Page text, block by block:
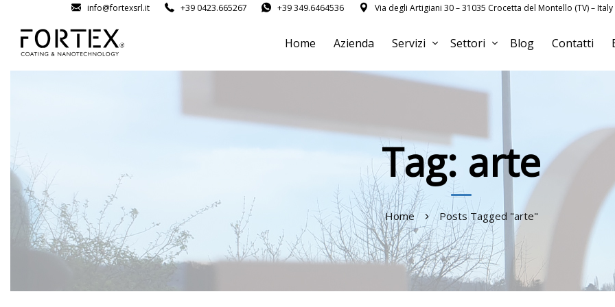
info@fortexsrl.it +39 0423.665267 +39 349.6464536 Via degli Artigiani 30 – 31035 Crocetta del Montello (TV) – Italy
Home Azienda Servizi Settori Blog Contatti
Tag: arte
Home Posts Tagged "arte"